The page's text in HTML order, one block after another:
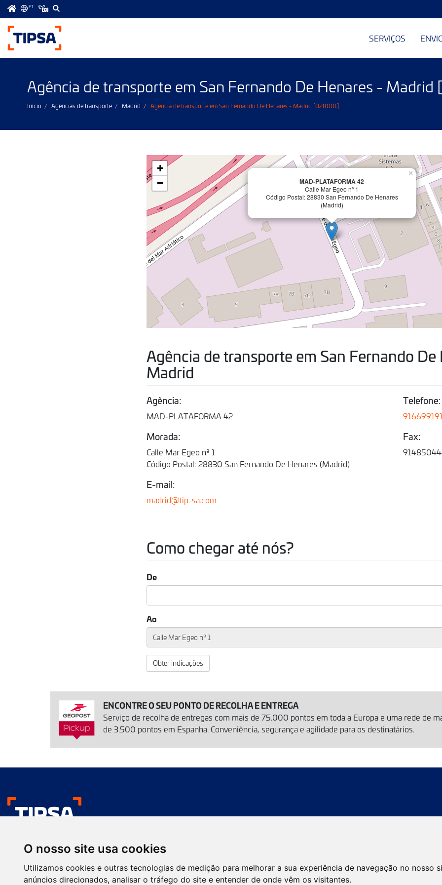
O nosso site usa cookies
Utilizamos cookies e outras tecnologias de medição para melhorar a sua experiência de navegação no nosso
anúncios direcionados, analisar o tráfego do site e entender de onde vêm os visitantes.
PT
Menú
SERVIÇOS
Agência de transporte em San Fernando De Henares -
Início Agências de transporte Madrid Agência de transporte em San Fernando De Henares - Madrid [028001]
MAD-PLATAFORMA 42
Calle Mar Egeo nº 1
Código Postal: 28830 San Fernando De Henares
(Madrid)
×
+
−
Agência de transporte em San Fernando
Madrid
Agência:
MAD-PLATAFORMA 42
Telefone:
Morada:
Calle Mar Egeo nº 1
Código Postal: 28830 San Fernando De Henares (Madrid)
Fax:
E-mail:
madrid@tip-sa.com
Como chegar até nós?
De
Ao
Obter indicações
ENCONTRE O SEU PONTO DE RECOLHA E ENTREGA
Serviço de recolha de entregas com mais de 75.000 pontos em toda a Europa e uma rede de
de 3.500 pontos em Espanha. Conveniência, segurança e agilidade para os destinatários.
Gostamos das suas remessas
Serviços
Serviços Farma Serviços eCommerce
Serviços internacionais